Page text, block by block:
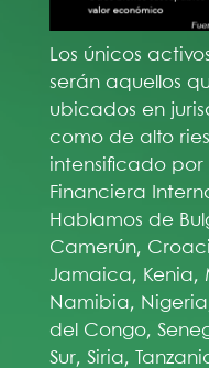
Los únicos
serán aquellos
ubicados en
como de alto
intensificado
Financiera
Hablamos de
Camerún,
Jamaica, Kenia,
Namibia,
del Congo,
Sur, Siria,